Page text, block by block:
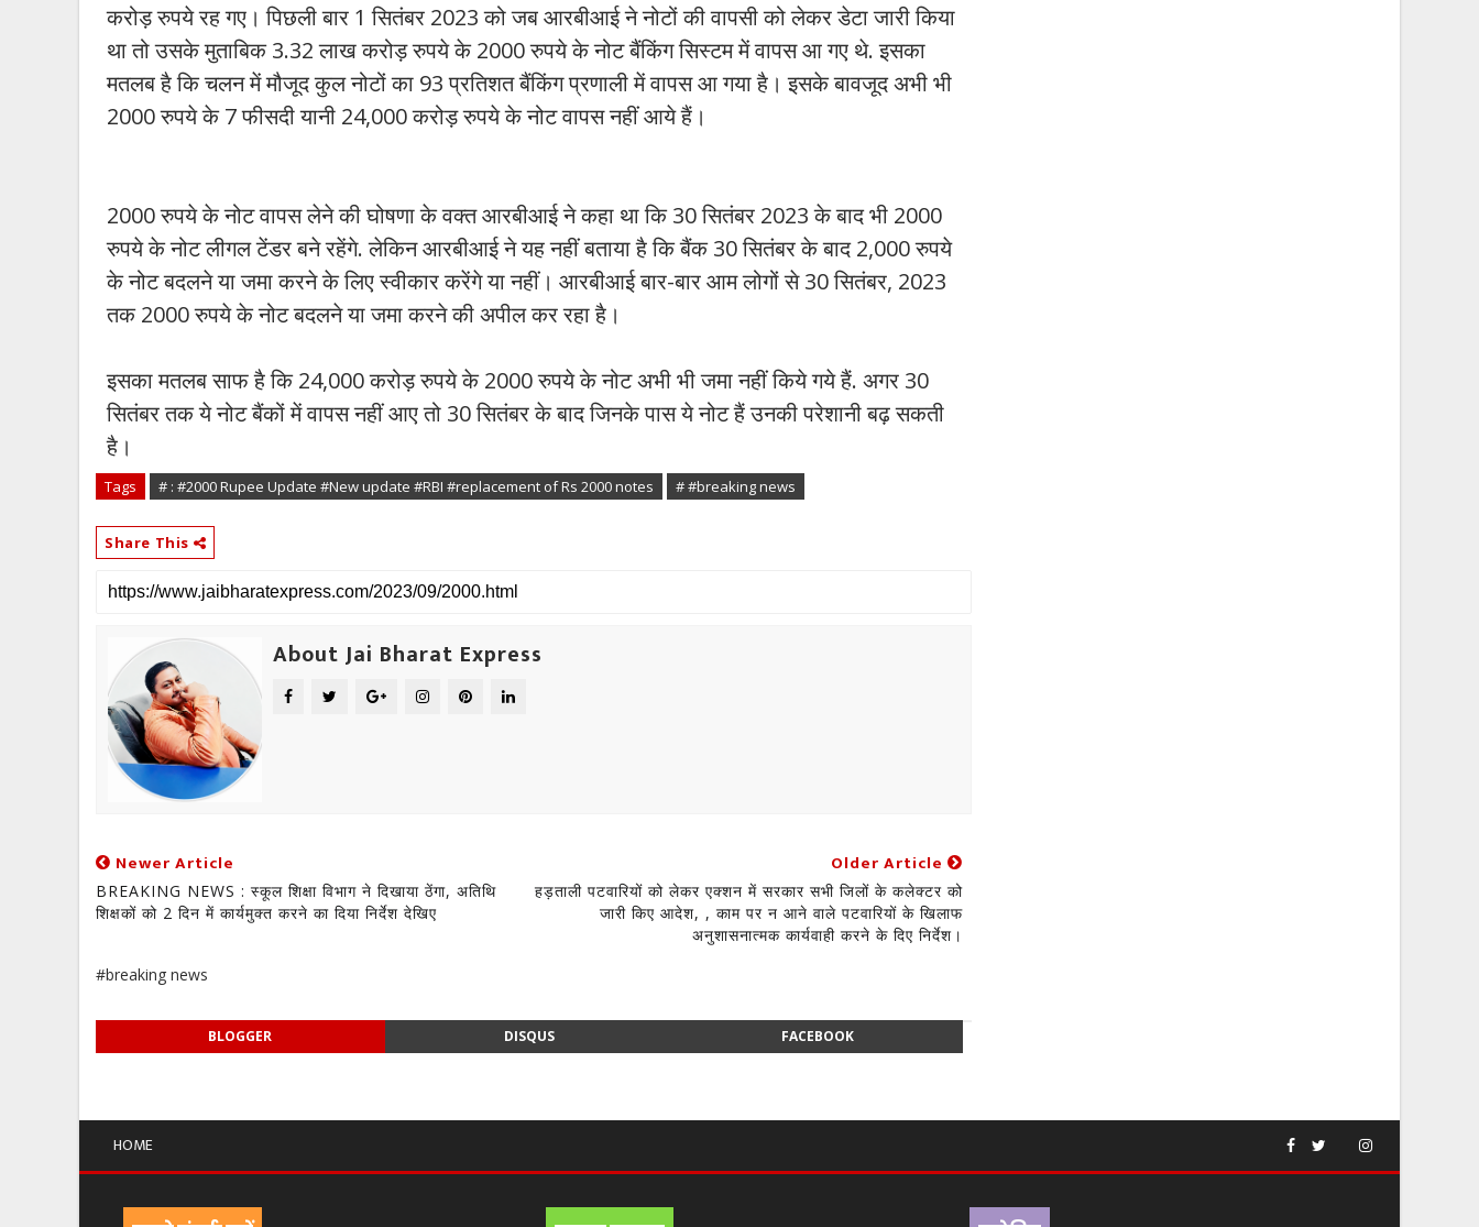
करोड़ रुपये रह गए। पिछली बार 1 सितंबर 2023 को जब आरबीआई ने नोटों की वापसी को लेकर डेटा जारी किया
था तो उसके मुताबिक 3.32 लाख करोड़ रुपये के 2000 रुपये के नोट बैंकिंग सिस्टम में वापस आ गए थे. इसका
मतलब है कि चलन में मौजूद कुल नोटों का 93 प्रतिशत बैंकिंग प्रणाली में वापस आ गया है। इसके बावजूद अभी भी
2000 रुपये के 7 फीसदी यानी 24,000 करोड़ रुपये के नोट वापस नहीं आये हैं।
2000 रुपये के नोट वापस लेने की घोषणा के वक्त आरबीआई ने कहा था कि 30 सितंबर 2023 के बाद भी 2000
रुपये के नोट लीगल टेंडर बने रहेंगे. लेकिन आरबीआई ने यह नहीं बताया है कि बैंक 30 सितंबर के बाद 2,000 रुपये
के नोट बदलने या जमा करने के लिए स्वीकार करेंगे या नहीं। आरबीआई बार-बार आम लोगों से 30 सितंबर, 2023
तक 2000 रुपये के नोट बदलने या जमा करने की अपील कर रहा है।
इसका मतलब साफ है कि 24,000 करोड़ रुपये के 2000 रुपये के नोट अभी भी जमा नहीं किये गये हैं. अगर 30
सितंबर तक ये नोट बैंकों में वापस नहीं आए तो 30 सितंबर के बाद जिनके पास ये नोट हैं उनकी परेशानी बढ़ सकती
है।
Tags # : #2000 Rupee Update #New update #RBI #replacement of Rs 2000 notes # #breaking news
Share This
About Jai Bharat Express
Newer Article
BREAKING NEWS : स्कूल शिक्षा विभाग ने दिखाया ठेंगा, अतिथि
शिक्षकों को 2 दिन में कार्यमुक्त करने का दिया निर्देश देखिए
Older Article
हड़ताली पटवारियों को लेकर एक्शन में सरकार सभी जिलों के कलेक्टर को
जारी किए आदेश, , काम पर न आने वाले पटवारियों के खिलाफ
अनुशासनात्मक कार्यवाही करने के दिए निर्देश।
#breaking news
BLOGGER DISQUS FACEBOOK
HOME